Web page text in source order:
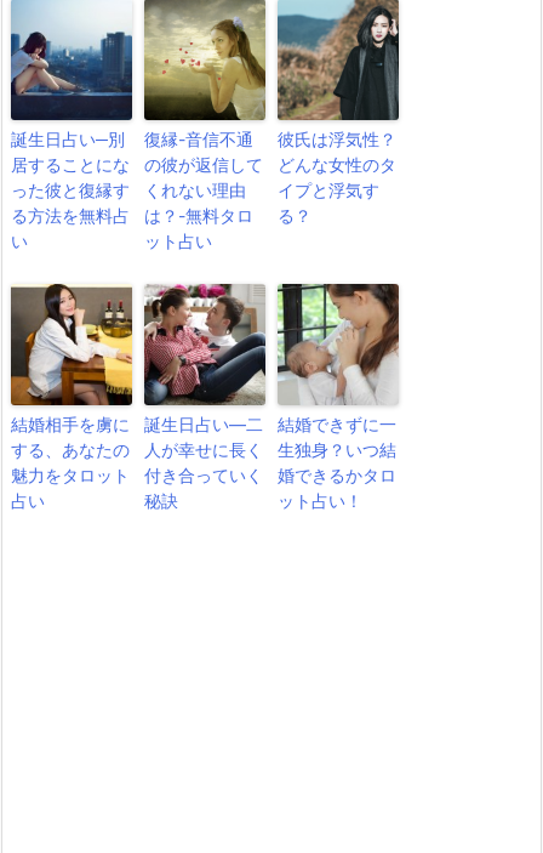
誕生日占い─別
居することにな
った彼と復縁す
る方法を無料占
い
復縁-音信不通
の彼が返信して
くれない理由
は？-無料タロ
ット占い
彼氏は浮気性？
どんな女性のタ
イプと浮気す
る？
結婚相手を虜に
する、あなたの
魅力をタロット
占い
誕生日占い―二
人が幸せに長く
付き合っていく
秘訣
結婚できずに一
生独身？いつ結
婚できるかタロ
ット占い！